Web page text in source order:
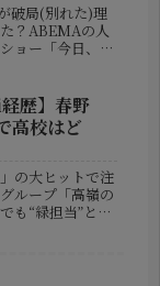
破局(別れた)理
？ABEMAの人
ョー「今日、好
ったことを報告
り交際を続...
歴】春野
高校はど
の大ヒットで注
ループ「高嶺の
も“緑担当”とし